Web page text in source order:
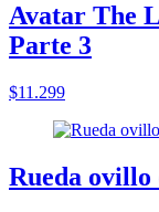
Avatar The
Parte 3
$11.299
Rueda ovillo